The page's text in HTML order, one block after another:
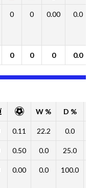
0 0 0.00 0.0
0 0 0 0.0
W % D %
0.11 22.2 0.0
0.50 0.0 25.0
0.00 0.0 100.0